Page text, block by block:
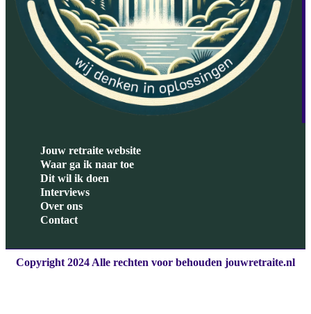
Jouw retraite website
Waar ga ik naar toe
Dit wil ik doen
Interviews
Over ons
Contact
Copyright 2024 Alle rechten voor behouden jouwretraite.nl